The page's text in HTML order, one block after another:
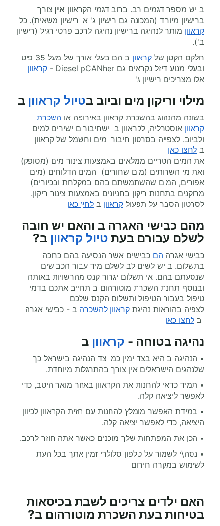
ב יש מספר דגמים רב. ברוב דגמי הקראוון אין צורך
ברישיון מיוחד (המכונה גם רישיון ג' או רישיון משאית). כל
קראוון מותר לנהיגה ברישיון נהיגה לרכב פרטי רגיל (רישיון
ב').
חלקם הקטן של קראוון
ב הם בעלי אורך של מעל 35 פיט
ובעלי מנוע דיזל נקראים גם Diesel pCANher -
קראוון
אלו מצריכים רישיון ג'
מילוי וריקון מים וביוב בטיול קראוון ב
בשונה מהנהוג בהשכרת קראוון באירופה או השכרת
קראוון אוסטרליה, לקראוון ב ישחיבורים ישירים למים
ולביוב. לצפייה בסרטון חיבורי מים וחשמל של קראוון
ב לחצו כאן
את המים הטריים ממלאים באמצעות צינור מים (מסופק)
ואת מי השרותים (מים שחורים) המים הדלוחים (מים
אפורים, המים שהשתמשתם בהם במקלחת ובכיורים)
מרוקנים בתחנות ריקון בחניונים באמצעות צינור ריקון.
לסרטון הסבר על תפעול קראוון ב לחץ כאן
מהם כבישי האגרה ב והאם יש חובה
לשלם עבורם בעת טיול קראוון ב?
כבישי אגרה הם כבישים אשר הנסיעה בהם כרוכה
בתשלום. ב יש לשים לב לשלם מיד עבור הכבישים
שנסעתם בהם. אי תשלום יגרור קנס מהרשויות באותה
ובנוסף תחנת השכרת מוטורהום ב תחייב אתכם בדמי
טיפול בעבור הטיפול ותשלום הקנס שלכם
לצפיה בהוראות נהיגת קראוון להשכרה ב - כבישי אגרה
ב לחצו כאן
נהיגה בטוחה - קראוון ב
• הנהיגה ב היא בצד ימין כמו צד הנהיגה בישראל כך
שלנהגים הישראלים אין צורך בהתרגלות מיוחדת.
• תמיד כדאי להחנות את הקראוון באזור מואר היטב, כדי
לאפשר ליציאה קלה.
• במידת האפשר מומלץ להחנות עם חזית הקראוון לכיוון
היציאה, כדי לאפשר יציאה קלה.
• הכן את המפתחות שלך מוכנים כאשר אתה חוזר לרכב.
• נסה\י לשמור על טלפון סלולרי זמין אתך בכל העת
לשימוש במקרה חירום
האם ילדים צריכים לשבת בכיסאות
בטיחות בעת השכרת מוטורהום ב?